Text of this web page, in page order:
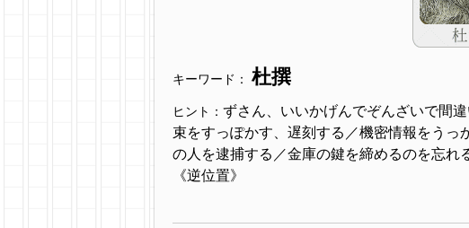
キーワード： 杜撰
ヒント： ずさん、いいかげんでぞんざいで間
束をすっぽかす、遅刻する／機密情報をう
の人を逮捕する／金庫の鍵を締めるのを忘れ
《逆位置》